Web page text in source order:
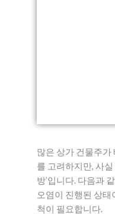
많은 상가 건물주가
를 고려하지만, 사실
방’입니다. 다음과
오염이 진행된 상
척이 필요합니다.